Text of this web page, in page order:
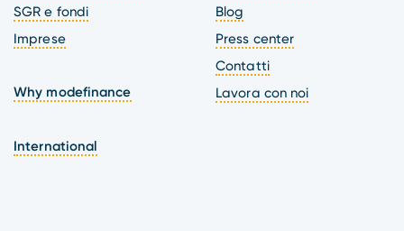
SGR e fondi
Imprese
Why modefinance
International
Blog
Press center
Contatti
Lavora con noi